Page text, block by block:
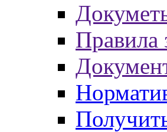
Правила